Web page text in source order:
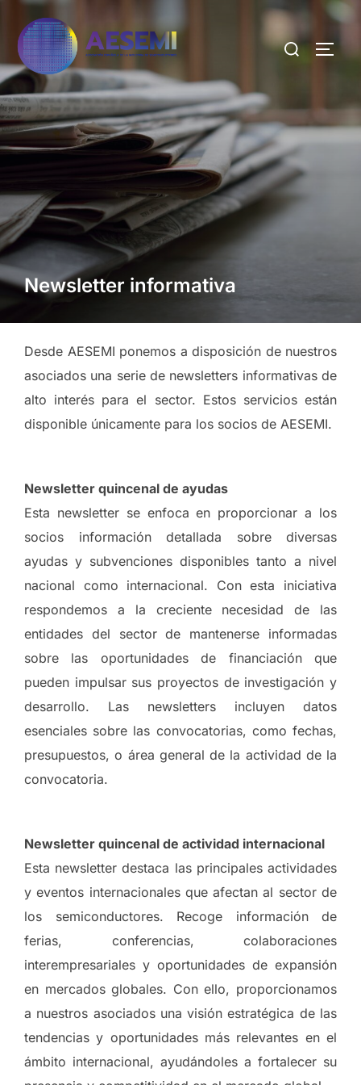
Newsletter informativa
Desde AESEMI ponemos a disposición de nuestros
asociados una serie de newsletters informativas de
alto interés para el sector. Estos servicios están
disponible únicamente para los socios de AESEMI.
Newsletter quincenal de ayudas
Esta newsletter se enfoca en proporcionar a los
socios información detallada sobre diversas
ayudas y subvenciones disponibles tanto a nivel
nacional como internacional. Con esta iniciativa
respondemos a la creciente necesidad de las
entidades del sector de mantenerse informadas
sobre las oportunidades de financiación que
pueden impulsar sus proyectos de investigación y
desarrollo. Las newsletters incluyen datos
esenciales sobre las convocatorias, como fechas,
presupuestos, o área general de la actividad de la
convocatoria.
Newsletter quincenal de actividad internacional
Esta newsletter destaca las principales actividades
y eventos internacionales que afectan al sector de
los semiconductores. Recoge información de
ferias, conferencias, colaboraciones
interempresariales y oportunidades de expansión
en mercados globales. Con ello, proporcionamos
a nuestros asociados una visión estratégica de las
tendencias y oportunidades más relevantes en el
ámbito internacional, ayudándoles a fortalecer su